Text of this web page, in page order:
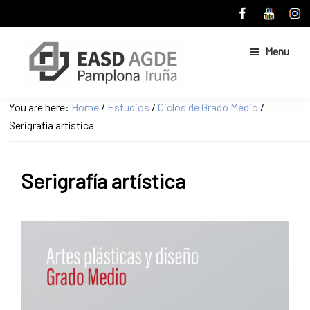
to
content
to
Escuela
de
Arte
de
Diseño
Sitio
web
Escuela
Superior
Diseño
Menu
You are here: Home / Estudios / Ciclos de Grado Medio /
Serigrafía artística
Serigrafía artística